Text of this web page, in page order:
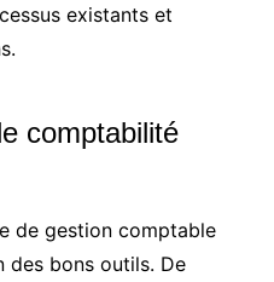
existants et
comptabilité
de gestion comptable
des bons outils. De